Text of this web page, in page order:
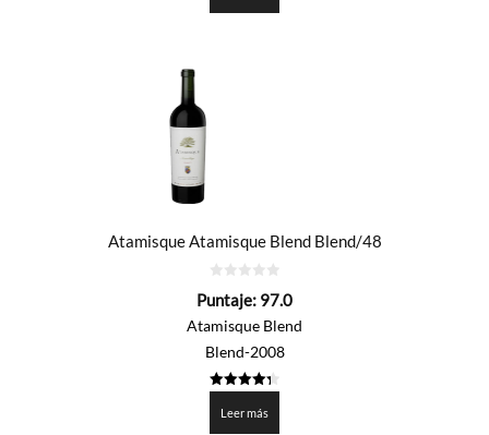
Atamisque Atamisque Blend Blend/48
de
Puntaje: 97.0
Atamisque Blend
Blend-2008
de 5
Leer más